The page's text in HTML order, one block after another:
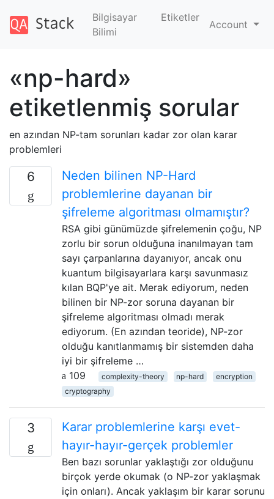
Bilgisayar
Bilimi
Etiketler
Account
«np-hard»
etiketlenmiş sorular
en azından NP-tam sorunları kadar zor olan karar
problemleri
6
Neden bilinen NP-Hard
problemlerine dayanan bir
şifreleme algoritması olmamıştır?
RSA gibi günümüzde şifrelemenin çoğu, NP
zorlu bir sorun olduğuna inanılmayan tam
sayı çarpanlarına dayanıyor, ancak onu
kuantum bilgisayarlara karşı savunmasız
kılan BQP'ye ait. Merak ediyorum, neden
bilinen bir NP-zor soruna dayanan bir
şifreleme algoritması olmadı merak
ediyorum. (En azından teoride), NP-zor
olduğu kanıtlanmamış bir sistemden daha
iyi bir şifreleme …
109
complexity-theory np-hard
encryption
cryptography
3
Karar problemlerine karşı evet-
hayır-hayır-gerçek problemler
Ben bazı sorunlar yaklaştığı zor olduğunu
birçok yerde okumak (o NP-zor yaklaşmak
için onları). Ancak yaklaşım bir karar sorunu